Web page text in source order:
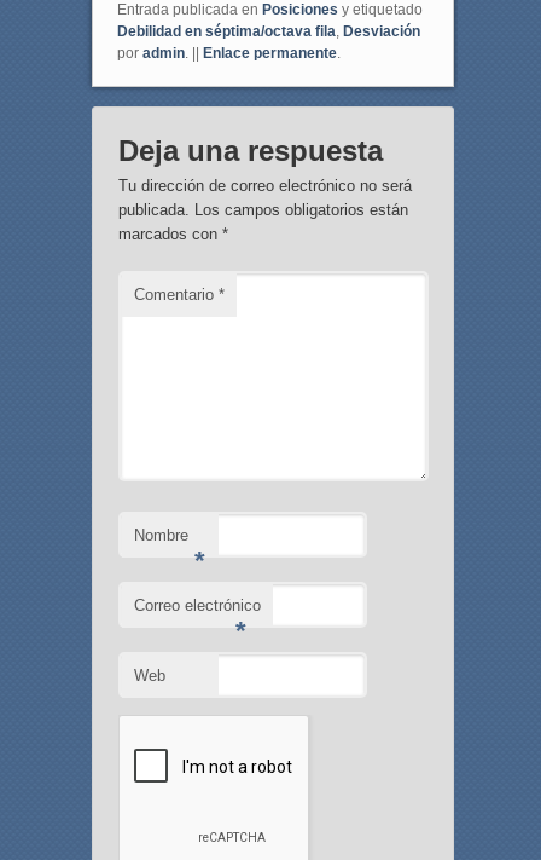
Entrada publicada en Posiciones y etiquetado
Debilidad en séptima/octava fila, Desviación
por admin. || Enlace permanente.
Deja una respuesta
Tu dirección de correo electrónico no será
publicada. Los campos obligatorios están
marcados con *
Comentario *
Nombre
*
Correo electrónico
*
Web